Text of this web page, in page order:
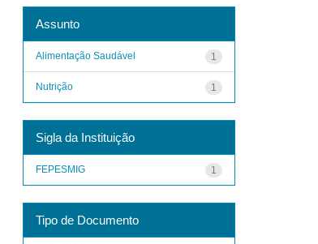
Assunto
1
Alimentação Saudável
1
Nutrição
Sigla da Instituição
1
FEPESMIG
Tipo de Documento